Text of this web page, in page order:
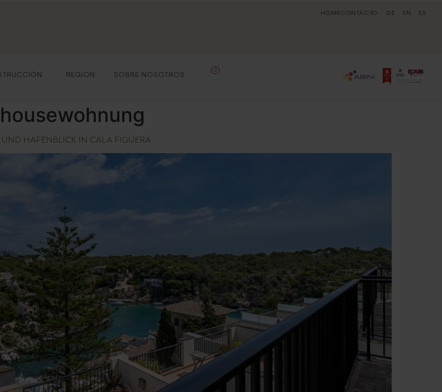
DE EN ES
HOME CONTACTO
REGIÓN SOBRE NOSOTROS 0
UND HAFENBLICK IN CALA FIGUERA